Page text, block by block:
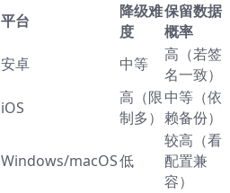
平台
降级难
度
保留数据
概率
安卓 中等
高（若签
名一致）
iOS
高（限
制多）
中等（依
赖备份）
Windows/macOS低
较高（看
配置兼
容）